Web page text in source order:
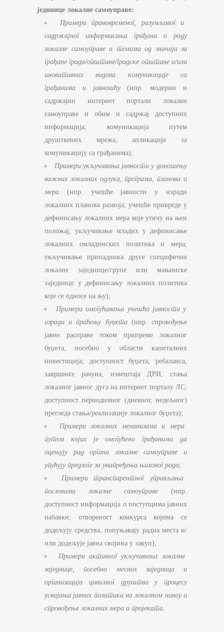
јединице локалне самоуправе:
Примери правовременог, разумљивог и
садржајног информисања грађана о раду
локалне самоуправе и темама од значаја за
грађане града/општине/градске општине и/или
иновативних видова комуникације са
грађанима и јавношћу(нпр. модерни и
садржајни интернет портали локалне
самоуправе и обим и садржај доступних
информација; комуникација путем
друштвених мрежа; апликације за
комуникацију са грађанима);
Примери укључивања јавности у доношењу
важних локалних одлука, програма, планова и
мера (нпр. учешће јавности у изради
локалних планова развоја; учешће привреде у
дефинисању локалних мера које утичу на њен
положај; укључивање младих у дефинисање
локалних омладинских политика и мера;
укључивање припадника друге специфичне
локалне заједнице/групе или мањинске
заједнице у дефинисању локалних политика
које се односе на њу);
Примери oмогућавањa учешћа јавности у
изради и праћењу буџета(нпр. спровођење
јавне расправе током припреме локалног
буџета, посебно у области капиталних
инвестиција; доступност буџета, ребаланса,
завршних рачуна, извештаја ДРИ, стања
локалног јавног дуга на интернет порталу ЛС;
доступност периодичног (дневног, недељног)
прегледа стања/реализације локалног буџета);
Примери локалних механизама и мера
путем којих је омогућено грађанима да
оцењују рад органа локалне самоуправе и
упућују предлоге за унапређења њиховог рада;
Примери транспарентног управљања
пословима локалне самоуправе (нпр.
доступност информација о поступцима јавних
набавки; отвореност конкурса којима се
додељују средства, попуњавају радна места и/
или додељује јавна својина у закуп);
Примери активног укључивања локалне
заједнице, посебно месних заједница и
организација цивилног друштва у процесу
усвајања јавних политика на локалном нивоу и
спровођење локалних мера и пројеката.